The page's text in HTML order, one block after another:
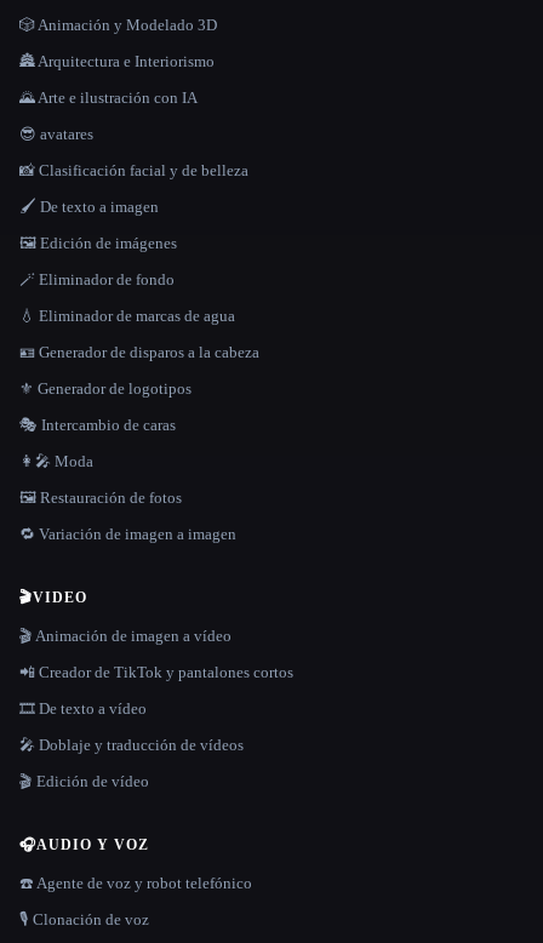
🎲 Animación y Modelado 3D
🏯 Arquitectura e Interiorismo
🌄 Arte e ilustración con IA
😎 avatares
📸 Clasificación facial y de belleza
🖌️ De texto a imagen
🖼️ Edición de imágenes
🪄 Eliminador de fondo
💧 Eliminador de marcas de agua
🪪 Generador de disparos a la cabeza
⚜️ Generador de logotipos
🎭 Intercambio de caras
👩‍🎤 Moda
🖼️ Restauración de fotos
🔁 Variación de imagen a imagen
🎬VIDEO
🎬 Animación de imagen a vídeo
📲 Creador de TikTok y pantalones cortos
🎞️ De texto a vídeo
🎤 Doblaje y traducción de vídeos
🎬 Edición de vídeo
🎧AUDIO Y VOZ
☎️ Agente de voz y robot telefónico
🎙️ Clonación de voz